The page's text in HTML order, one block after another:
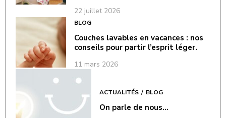
22 juillet 2026
BLOG
Couches lavables en vacances : nos
conseils pour partir l’esprit léger.
11 mars 2026
ACTUALITÉS BLOG
On parle de nous…